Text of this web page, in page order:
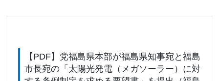
【PDF】党福島県本部が福島県知事宛と福島
市長宛の「太陽光発電（メガソーラー）に対